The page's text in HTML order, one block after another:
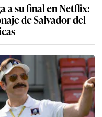
a su final en Netflix:
de Salvador del